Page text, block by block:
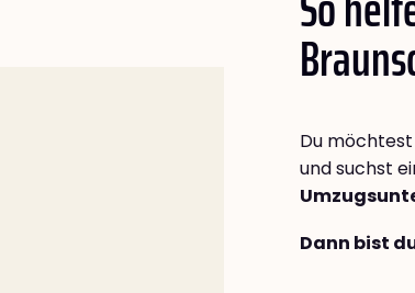
Du möchtest
und suchst
Dann bist